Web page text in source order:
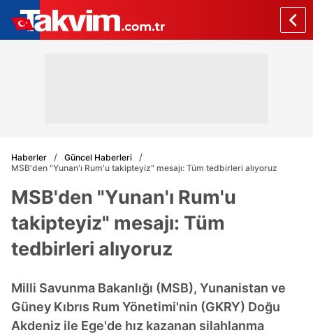
Haberler
Güncel Haberleri
MSB'den "Yunan'ı Rum'u takipteyiz" mesajı: Tüm tedbirleri alıyoruz
MSB'den "Yunan'ı Rum'u
takipteyiz" mesajı: Tüm
tedbirleri alıyoruz
Milli Savunma Bakanlığı (MSB), Yunanistan ve
Güney Kıbrıs Rum Yönetimi'nin (GKRY) Doğu
Akdeniz ile Ege'de hız kazanan silahlanma